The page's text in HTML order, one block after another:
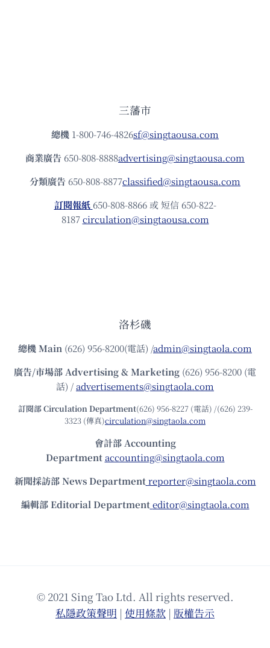
三藩市
總機 1-800-746-4826sf@singtaousa.com
商業廣告 650-808-8888advertising@singtaousa.com
分類廣告 650-808-8877classified@singtaousa.com
訂閱報紙 650-808-8866 或 短信 650-822-
8187circulation@singtaousa.com
洛杉磯
總機Main (626) 956-8200(電話) /admin@singtaola.com
廣告/市場部Advertising & Marketing (626) 956-8200 (電
話) /advertisements@singtaola.com
訂閱部 Circulation Department(626) 956-8227 (電話) /(626) 239-
3323 (傳真)circulation@singtaola.com
會計部 Accounting
Department accounting@singtaola.com
新聞採訪部 News Department reporter@singtaola.com
編輯部 Editorial Department editor@singtaola.com
© 2021 Sing Tao Ltd. All rights reserved.
私隱政策聲明 | 使⽤條款 | 版權告⽰